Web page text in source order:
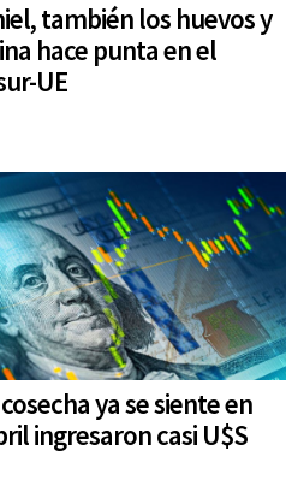
también los huevos y
hace punta en el
UE
ya se siente en
ingresaron casi U$S